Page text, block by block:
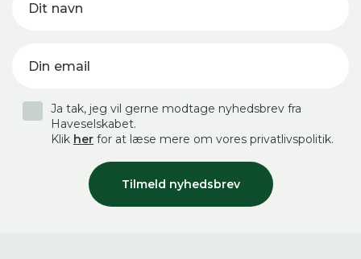
Dit navn
Din email
Tilmeld nyhedsbrev
Ja tak, jeg vil gerne modtage nyhedsbrev fra
Haveselskabet.
Klik her for at læse mere om vores privatlivspolitik.